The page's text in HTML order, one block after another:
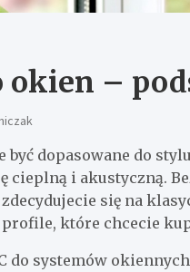
okien –
dopasowane do
cieplną i akustyczną.
się na
które chcecie
do systemów